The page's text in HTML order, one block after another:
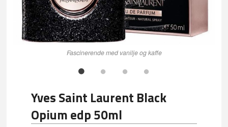
Fascinerende med vanilje og kaffe
Yves Saint Laurent Black
Opium edp 50ml